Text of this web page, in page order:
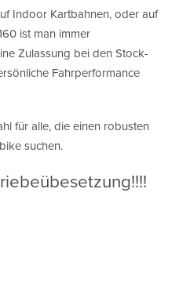
Indoor Kartbahnen, oder auf
ist man immer
Zulassung bei den Stock-
Fahrperformance
für alle, die einen robusten
suchen.